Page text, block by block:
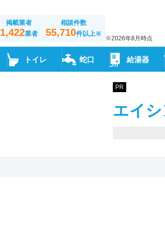
掲載業者
1,422業者
相談件数
55,710件以上※
※2026年8月時点
トイレ 蛇口 給湯器
PR
エイ